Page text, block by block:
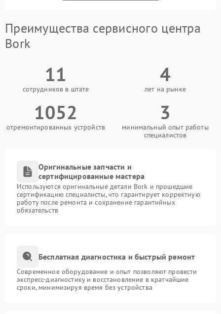
Преимущества сервисного центра
Bork
11
сотрудников в штате
4
лет на рынке
1052
отремонтированных устройств
3
минимальный опыт работы
специалистов
Оригинальные запчасти и
сертифицированные мастера
Используются оригинальные детали Bork и прошедшие
сертификацию специалисты, что гарантирует корректную
работу после ремонта и сохранение гарантийных
обязательств
Бесплатная диагностика и быстрый ремонт
Современное оборудование и опыт позволяют провести
экспресс-диагностику и восстановление в кратчайшие
сроки, минимизируя время без устройства